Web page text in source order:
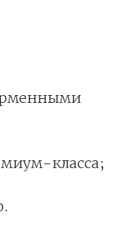
класса;